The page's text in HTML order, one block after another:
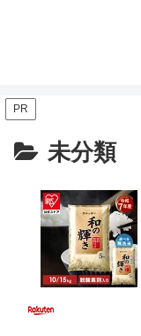
PR
未分類